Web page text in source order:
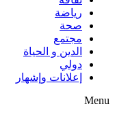
رياضة
صحة
مجتمع
الدين و الحياة
دولي
إعلانات وإشهار
Menu